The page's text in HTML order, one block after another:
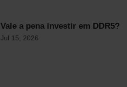
Vale a pena investir em DDR5?
Jul 15, 2026